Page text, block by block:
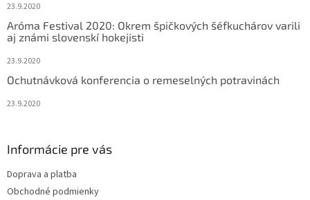
23.9.2020
Aróma Festival 2020: Okrem špičkových šéfkuchárov varili
aj známi slovenskí hokejisti
23.9.2020
Ochutnávková konferencia o remeselných potravinách
23.9.2020
Informácie pre vás
Doprava a platba
Obchodné podmienky